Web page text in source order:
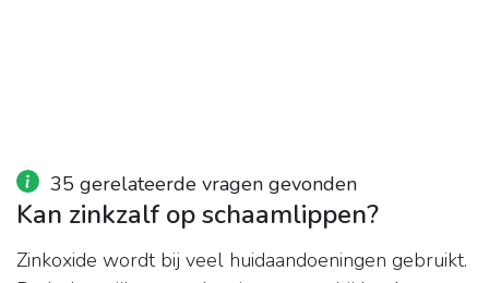
35 gerelateerde vragen gevonden
Kan zinkzalf op schaamlippen?
Zinkoxide wordt bij veel huidaandoeningen gebruikt.